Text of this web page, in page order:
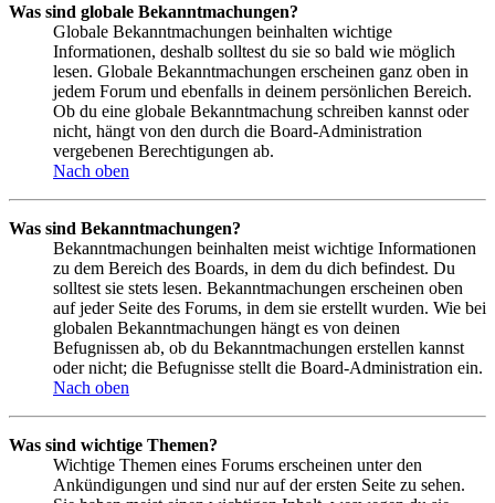
Was sind globale Bekanntmachungen?
Globale Bekanntmachungen beinhalten wichtige
Informationen, deshalb solltest du sie so bald wie möglich
lesen. Globale Bekanntmachungen erscheinen ganz oben in
jedem Forum und ebenfalls in deinem persönlichen Bereich.
Ob du eine globale Bekanntmachung schreiben kannst oder
nicht, hängt von den durch die Board-Administration
vergebenen Berechtigungen ab.
Nach oben
Was sind Bekanntmachungen?
Bekanntmachungen beinhalten meist wichtige Informationen
zu dem Bereich des Boards, in dem du dich befindest. Du
solltest sie stets lesen. Bekanntmachungen erscheinen oben
auf jeder Seite des Forums, in dem sie erstellt wurden. Wie bei
globalen Bekanntmachungen hängt es von deinen
Befugnissen ab, ob du Bekanntmachungen erstellen kannst
oder nicht; die Befugnisse stellt die Board-Administration ein.
Nach oben
Was sind wichtige Themen?
Wichtige Themen eines Forums erscheinen unter den
Ankündigungen und sind nur auf der ersten Seite zu sehen.